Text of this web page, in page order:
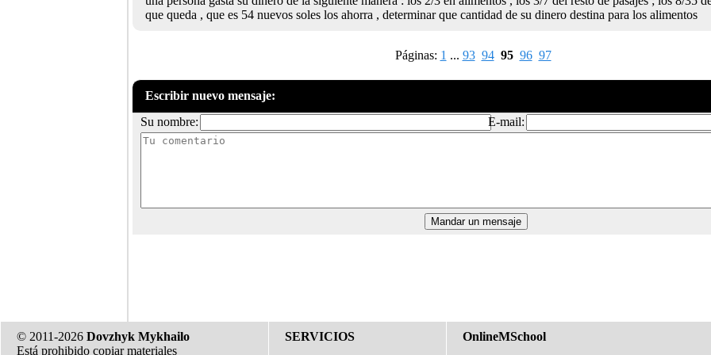
que queda , que es 54 nuevos soles los ahorra , determinar que cantidad de su dinero destina para los alimentos
Páginas: 1 ... 93 94 95 96 97
Escribir nuevo mensaje:
Su nombre:
E-mail:
© 2011-2026 Dovzhyk Mykhailo
Está prohibido copiar materiales
SERVICIOS OnlineMSchool